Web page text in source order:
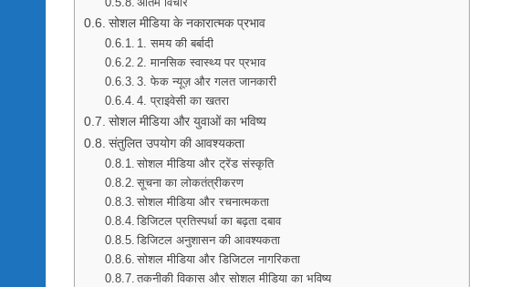
सोशल मीडिया के नकारात्मक प्रभाव
1. समय की बर्बादी
2. मानसिक स्वास्थ्य पर प्रभाव
3. फेक न्यूज़ और गलत जानकारी
4. प्राइवेसी का खतरा
सोशल मीडिया और युवाओं का भविष्य
संतुलित उपयोग की आवश्यकता
सोशल मीडिया और ट्रेंड संस्कृति
सूचना का लोकतंत्रीकरण
सोशल मीडिया और रचनात्मकता
डिजिटल प्रतिस्पर्धा का बढ़ता दबाव
डिजिटल अनुशासन की आवश्यकता
सोशल मीडिया और डिजिटल नागरिकता
तकनीकी विकास और सोशल मीडिया का भविष्य